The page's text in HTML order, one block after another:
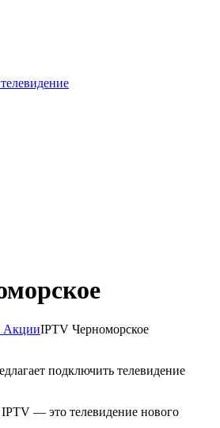
АкцииIPTV Черноморское
подключить телевидение
— это телевидение нового